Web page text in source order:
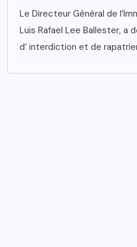
Le Directeur Général de
Luis Rafael Lee Ballester, a
d’ interdiction et de